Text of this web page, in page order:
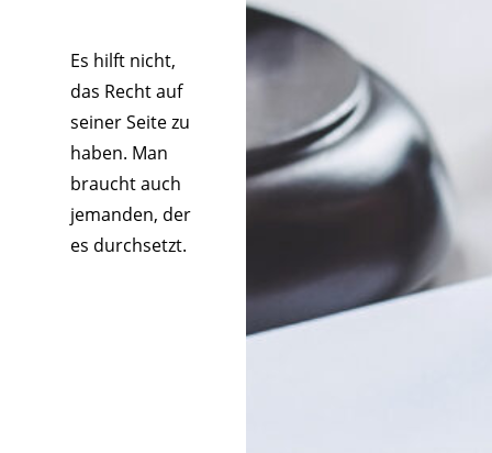
Es hilft nicht,
das Recht auf
seiner Seite zu
haben. Man
braucht auch
jemanden, der
es durchsetzt.